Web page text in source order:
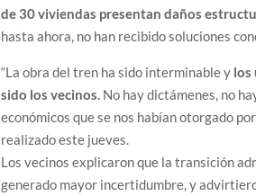
de 30 viviendas presentan daños
hasta ahora, no han recibido soluciones
“La obra del tren ha sido interminable y los
sido los vecinos. No hay dictámenes, no
económicos que se nos habían otorgado
realizado este jueves.
Los vecinos explicaron que la transición
generado mayor incertidumbre, y